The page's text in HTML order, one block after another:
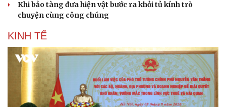
Khi bảo tàng đưa hiện vật bước ra khỏi tủ kính trò
chuyện cùng công chúng
KINH TẾ